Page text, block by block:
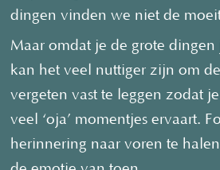
dingen vinden we niet de
Maar omdat je de grote
kan het veel nuttiger zijn om
vergeten vast te leggen zodat
veel ‘oja’ momentjes ervaart.
herinnering naar voren te